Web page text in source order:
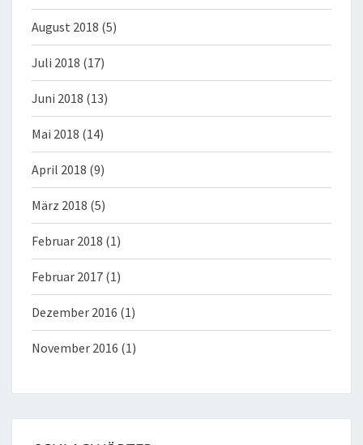
August 2018 (5)
Juli 2018 (17)
Juni 2018 (13)
Mai 2018 (14)
April 2018 (9)
März 2018 (5)
Februar 2018 (1)
Februar 2017 (1)
Dezember 2016 (1)
November 2016 (1)